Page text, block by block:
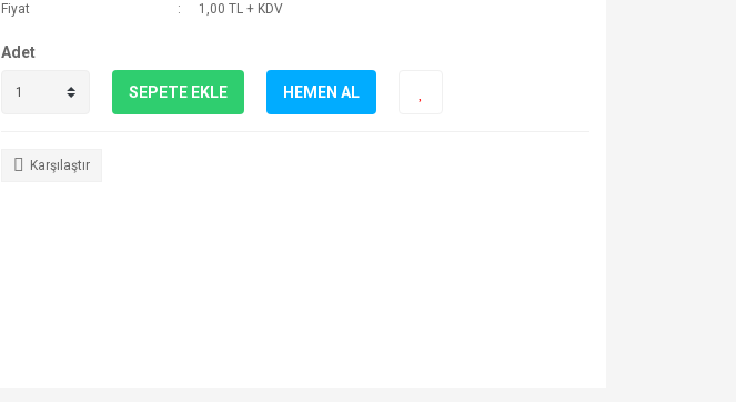
Fiyat
1,00 TL + KDV
Adet
SEPETE EKLE HEMEN AL
Karşılaştır